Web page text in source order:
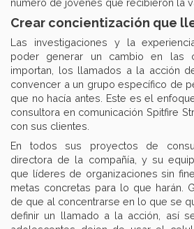
número de jóvenes que recibieron la
Crear concientización que
Las investigaciones y la
poder generar un cambio en las
importan, los llamados a la acción
convencer a un grupo específico de
que no hacía antes. Este es el
consultora en comunicación Spitfire
con sus clientes.
En todos sus proyectos de
directora de la compañía, y su
que líderes de organizaciones sin
metas concretas para lo que harán.
de que al concentrarse en lo que se
definir un llamado a la acción, así